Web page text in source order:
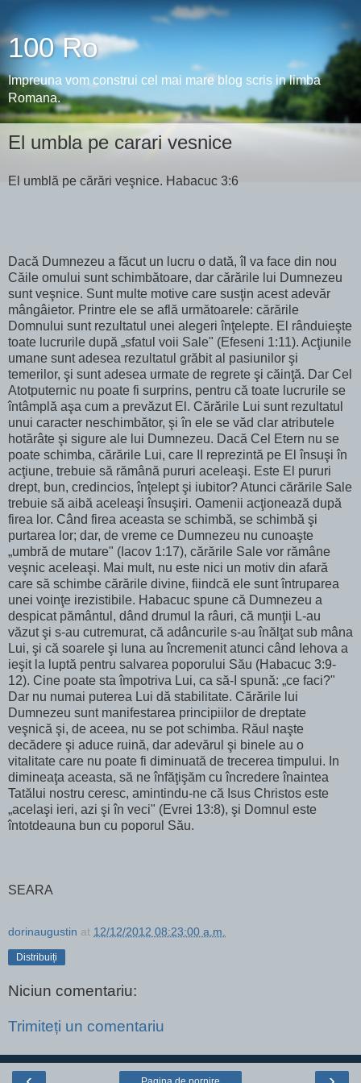
100 Ro
Impreuna vom construi cel mai mare blog scris in limba
Romana.
El umbla pe carari vesnice
El umblă pe cărări veşnice. Habacuc 3:6
Dacă Dumnezeu a făcut un lucru o dată, îl va face din nou
Căile omului sunt schimbătoare, dar cărările lui Dumnezeu
sunt veşnice. Sunt multe motive care susţin acest adevăr
mângâietor. Printre ele se află următoarele: cărările
Domnului sunt rezultatul unei alegeri înţelepte. El rânduieşte
toate lucrurile după „sfatul voii Sale" (Efeseni 1:11). Acţiunile
umane sunt adesea rezultatul grăbit al pasiunilor şi
temerilor, şi sunt adesea urmate de regrete şi căinţă. Dar Cel
Atotputernic nu poate fi surprins, pentru că toate lucrurile se
întâmplă aşa cum a prevăzut El. Cărările Lui sunt rezultatul
unui caracter neschimbător, şi în ele se văd clar atributele
hotărâte şi sigure ale lui Dumnezeu. Dacă Cel Etern nu se
poate schimba, cărările Lui, care II reprezintă pe El însuşi în
acţiune, trebuie să rămână pururi aceleaşi. Este El pururi
drept, bun, credincios, înţelept şi iubitor? Atunci cărările Sale
trebuie să aibă aceleaşi însuşiri. Oamenii acţionează după
firea lor. Când firea aceasta se schimbă, se schimbă şi
purtarea lor; dar, de vreme ce Dumnezeu nu cunoaşte
„umbră de mutare" (Iacov 1:17), cărările Sale vor rămâne
veşnic aceleaşi. Mai mult, nu este nici un motiv din afară
care să schimbe cărările divine, fiindcă ele sunt întruparea
unei voinţe irezistibile. Habacuc spune că Dumnezeu a
despicat pământul, dând drumul la râuri, că munţii L-au
văzut şi s-au cutremurat, că adâncurile s-au înălţat sub mâna
Lui, şi că soarele şi luna au încremenit atunci când Iehova a
ieşit la luptă pentru salvarea poporului Său (Habacuc 3:9-
12). Cine poate sta împotriva Lui, ca să-I spună: „ce faci?"
Dar nu numai puterea Lui dă stabilitate. Cărările lui
Dumnezeu sunt manifestarea principiilor de dreptate
veşnică şi, de aceea, nu se pot schimba. Răul naşte
decădere şi aduce ruină, dar adevărul şi binele au o
vitalitate care nu poate fi diminuată de trecerea timpului. In
dimineaţa aceasta, să ne înfăţişăm cu încredere înaintea
Tatălui nostru ceresc, amintindu-ne că Isus Christos este
„acelaşi ieri, azi şi în veci" (Evrei 13:8), şi Domnul este
întotdeauna bun cu poporul Său.
SEARA
dorinaugustin at 12/12/2012 08:23:00 a.m.
Distribuiți
Niciun comentariu:
Trimiteți un comentariu